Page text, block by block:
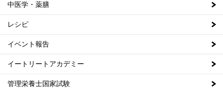
中医学・薬膳
レシピ
イベント報告
イートリートアカデミー
管理栄養士国家試験